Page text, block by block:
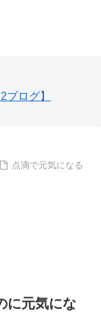
ブログ】
点滴で元気になる
に元気にな